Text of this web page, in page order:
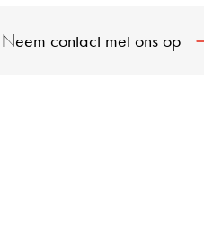
Neem contact met ons op